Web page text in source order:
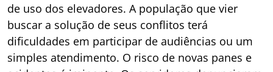
de uso dos elevadores. A população que vier
buscar a solução de seus conflitos terá
dificuldades em participar de audiências ou um
simples atendimento. O risco de novas panes e